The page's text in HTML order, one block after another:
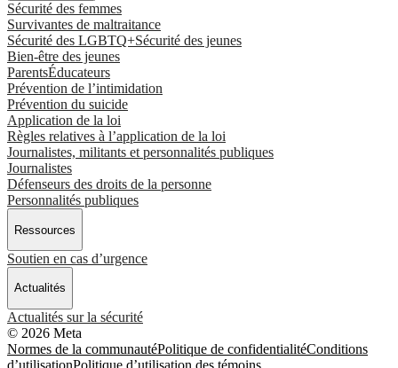
Sécurité des femmes
Survivantes de maltraitance
Sécurité des LGBTQ+Sécurité des jeunes
Bien-être des jeunes
ParentsÉducateurs
Prévention de l’intimidation
Prévention du suicide
Application de la loi
Règles relatives à l’application de la loi
Journalistes, militants et personnalités publiques
Journalistes
Défenseurs des droits de la personne
Personnalités publiques
Ressources
Soutien en cas d’urgence
Actualités
Actualités sur la sécurité
© 2026 Meta
Normes de la communautéPolitique de confidentialitéConditions
d’utilisationPolitique d’utilisation des témoins